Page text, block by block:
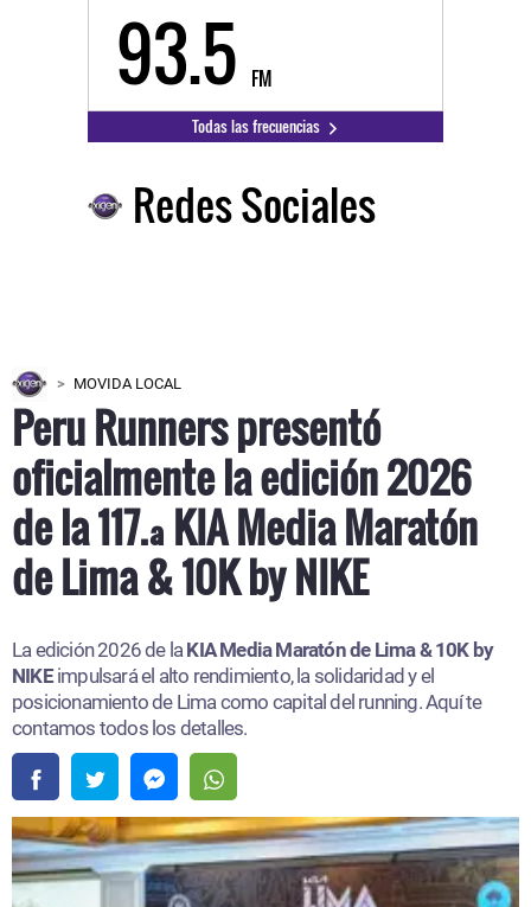
93.5 FM
Todas las frecuencias
Redes Sociales
MOVIDA LOCAL
Peru Runners presentó
oficialmente la edición 2026
de la 117.ª KIA Media Maratón
de Lima & 10K by NIKE
La edición 2026 de laKIA Media Maratón de Lima & 10K by
NIKEimpulsará el alto rendimiento, la solidaridad y el
posicionamiento de Lima como capital del running. Aquí te
contamos todos los detalles.